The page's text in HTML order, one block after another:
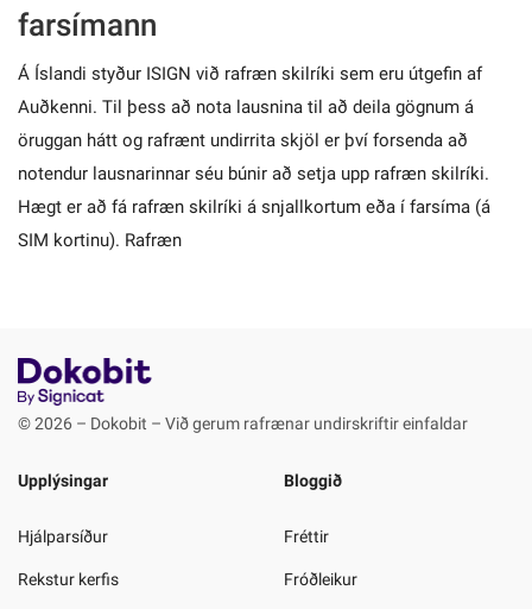
farsímann
Á Íslandi styður ISIGN við rafræn skilríki sem eru útgefin af
Auðkenni. Til þess að nota lausnina til að deila gögnum á
öruggan hátt og rafrænt undirrita skjöl er því forsenda að
notendur lausnarinnar séu búnir að setja upp rafræn skilríki.
Hægt er að fá rafræn skilríki á snjallkortum eða í farsíma (á
SIM kortinu). Rafræn
© 2026 – Dokobit – Við gerum rafrænar undirskriftir einfaldar
Upplýsingar
Hjálparsíður
Rekstur kerfis
Bloggið
Fréttir
Fróðleikur